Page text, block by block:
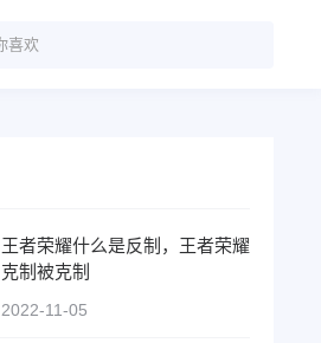
王者荣耀什么是反制，王者荣耀
克制被克制
2022-11-05